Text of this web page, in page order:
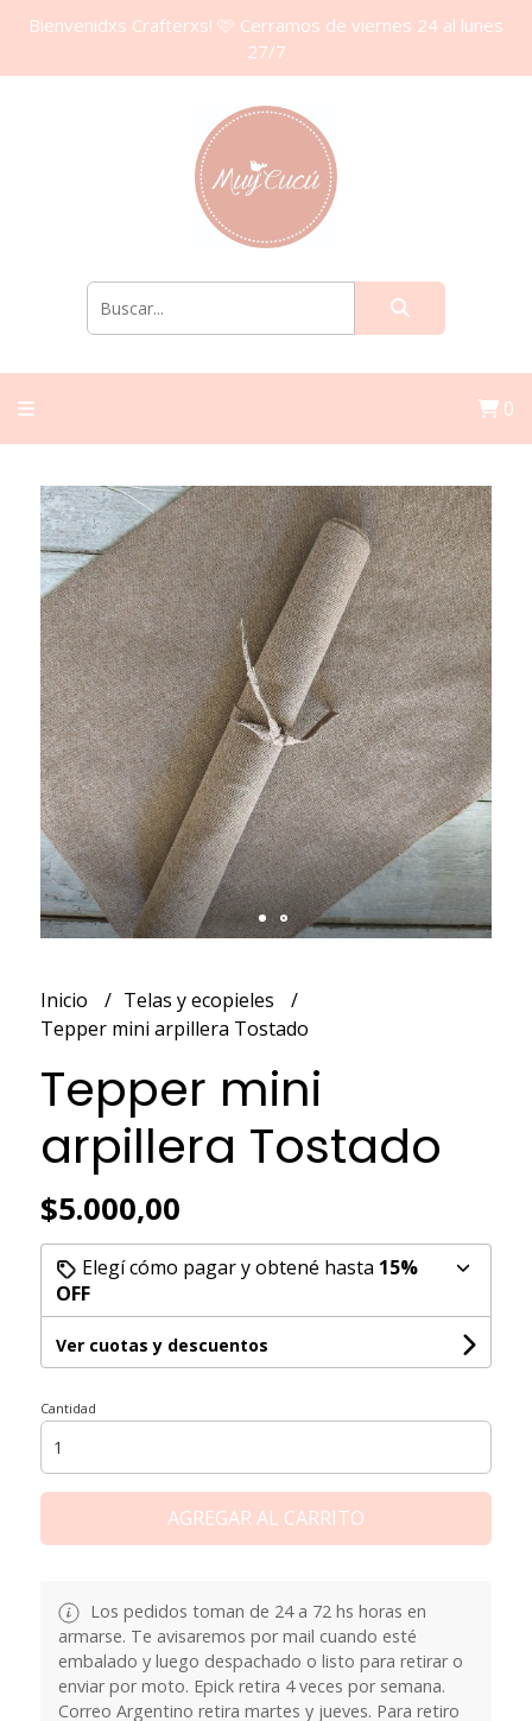
Bienvenidxs Crafterxs! 🩷 Cerramos de viernes 24 al lunes
27/7
0
Inicio
Telas y ecopieles
Tepper mini arpillera Tostado
Tepper mini
arpillera Tostado
$5.000,00
Elegí cómo pagar y obtené hasta 15%
OFF
Ver cuotas y descuentos
Cantidad
AGREGAR AL CARRITO
Los pedidos toman de 24 a 72 hs horas en
armarse. Te avisaremos por mail cuando esté
embalado y luego despachado o listo para retirar o
enviar por moto. Epick retira 4 veces por semana.
Correo Argentino retira martes y jueves. Para retiro